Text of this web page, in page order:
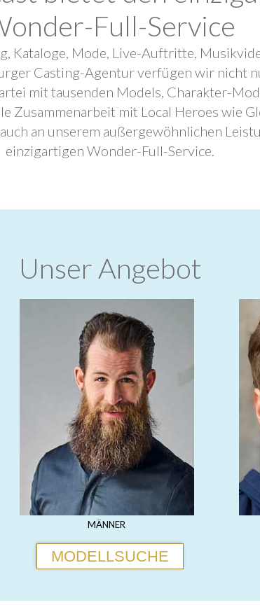
Full-Service
Mode, Live-Auftritte,
Casting-Agentur verfügen wir nicht
mit tausenden Models, Charakter-
Zusammenarbeit mit Local Heroes wie
an unserem außergewöhnlichen
einzigartigen Wonder-Full-Service.
Unser Angebot
MÄNNER
MODELLSUCHE